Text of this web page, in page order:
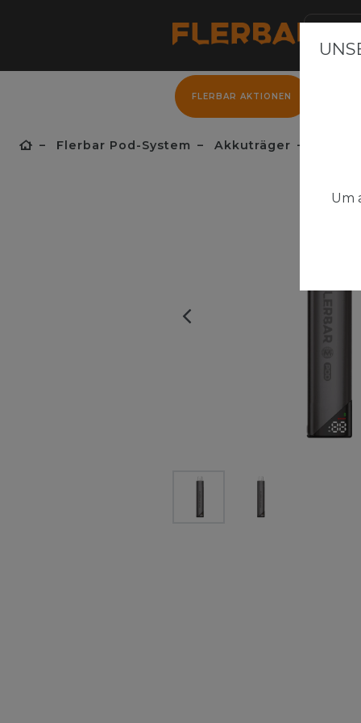
FLERBAR AKTIONEN
Flerbar Pod-System Akkuträger
Um